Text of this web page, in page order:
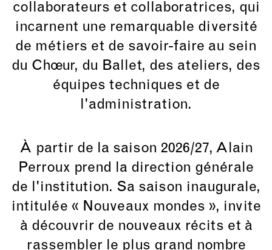
collaborateurs et collaboratrices, qui
incarnent une remarquable diversité
de métiers et de savoir-faire au sein
du Chœur, du Ballet, des ateliers, des
équipes techniques et de
l'administration.
À partir de la saison 2026/27, Alain
Perroux prend la direction générale
de l'institution. Sa saison inaugurale,
intitulée « Nouveaux mondes », invite
à découvrir de nouveaux récits et à
rassembler le plus grand nombre